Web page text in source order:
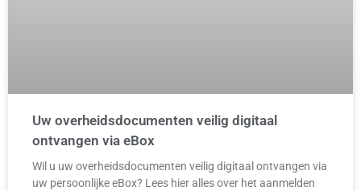
Uw overheidsdocumenten veilig digitaal
ontvangen via eBox
Wil u uw overheidsdocumenten veilig digitaal ontvangen via
uw persoonlijke eBox? Lees hier alles over het aanmelden